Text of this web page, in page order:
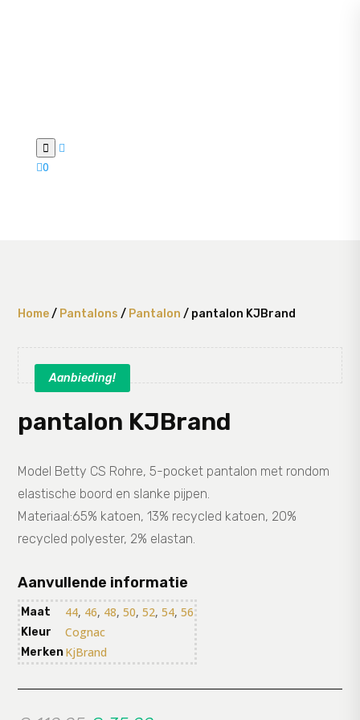


0
Home/ Pantalons / Pantalon / pantalon KJBrand
Aanbieding!
pantalon KJBrand
Model Betty CS Rohre, 5-pocket pantalon met rondom
elastische boord en slanke pijpen.
Materiaal:65% katoen, 13% recycled katoen, 20%
recycled polyester, 2% elastan.
Aanvullende informatie
Maat 44, 46, 48,50,52,54,56
Kleur Cognac
MerkenKjBrand